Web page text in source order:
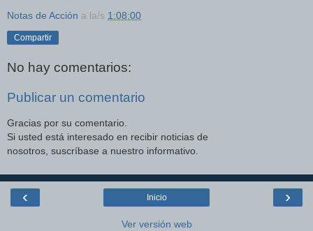
Notas de Acción a la/s 1:08:00
Compartir
No hay comentarios:
Publicar un comentario
Gracias por su comentario.
Si usted está interesado en recibir noticias de
nosotros, suscríbase a nuestro informativo.
‹ ›
Inicio
Ver versión web